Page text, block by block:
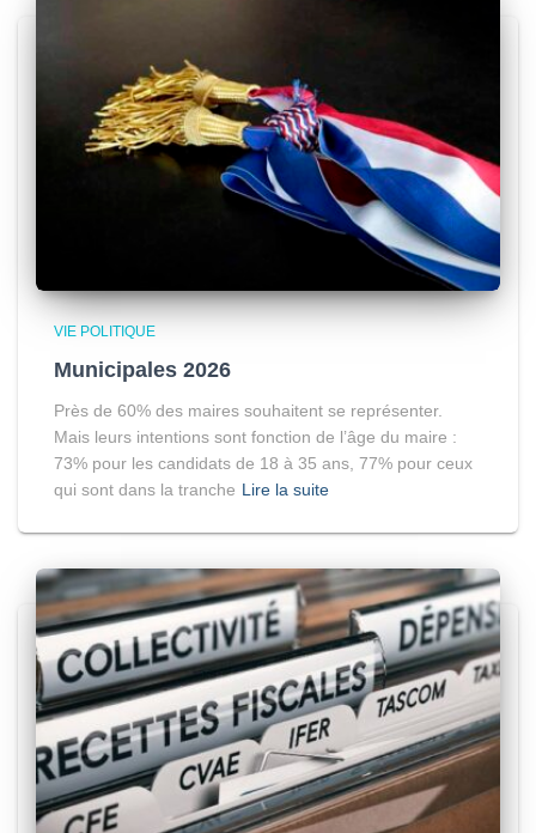
VIE POLITIQUE
Municipales 2026
Près de 60% des maires souhaitent se représenter.
Mais leurs intentions sont fonction de l’âge du maire :
73% pour les candidats de 18 à 35 ans, 77% pour ceux
qui sont dans la tranche Lire la suite